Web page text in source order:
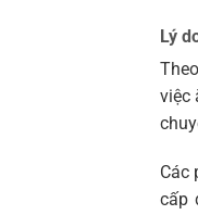
Lý
việc
Các
cấp